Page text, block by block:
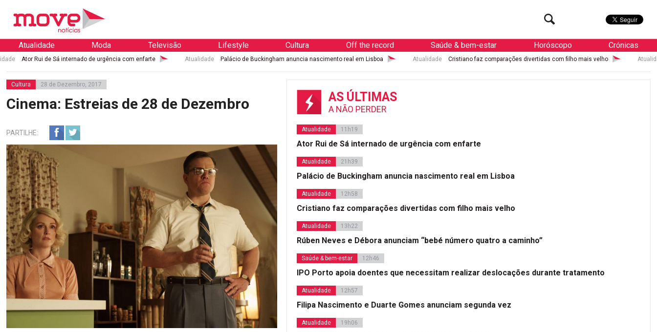
Atualidade Moda Televisão Lifestyle Cultura Off the record Saúde & bem-estar Horóscopo Crónicas
de Sá internado de urgência com enfarte Atualidade Palácio de Buckingham anuncia nascimento real em Lisboa Atualidade Cristiano faz comparações divertidas com filho mais velho Atualidade Rúben
Cultura 28 de Dezembro, 2017
Cinema: Estreias de 28 de Dezembro
PARTILHE:
AS ÚLTIMAS
A NÃO PERDER
Atualidade 11h19
Ator Rui de Sá internado de urgência com enfarte
Atualidade 21h39
Palácio de Buckingham anuncia nascimento real em Lisboa
Atualidade 12h58
Cristiano faz comparações divertidas com filho mais velho
Atualidade 13h22
Rúben Neves e Débora anunciam “bebé número quatro a caminho”
Saúde & bem-estar 12h46
IPO Porto apoia doentes que necessitam realizar deslocações durante tratamento
Atualidade 12h57
Filipa Nascimento e Duarte Gomes anunciam segunda vez
Atualidade 19h06